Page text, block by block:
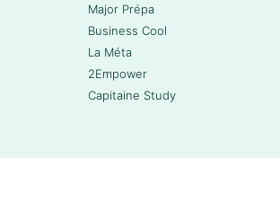
Major Prépa
Business Cool
La Méta
2Empower
Capitaine Study